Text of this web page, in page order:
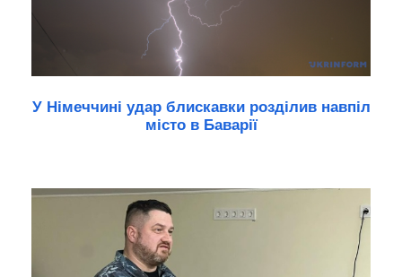
У Німеччині удар блискавки розділив навпіл
місто в Баварії